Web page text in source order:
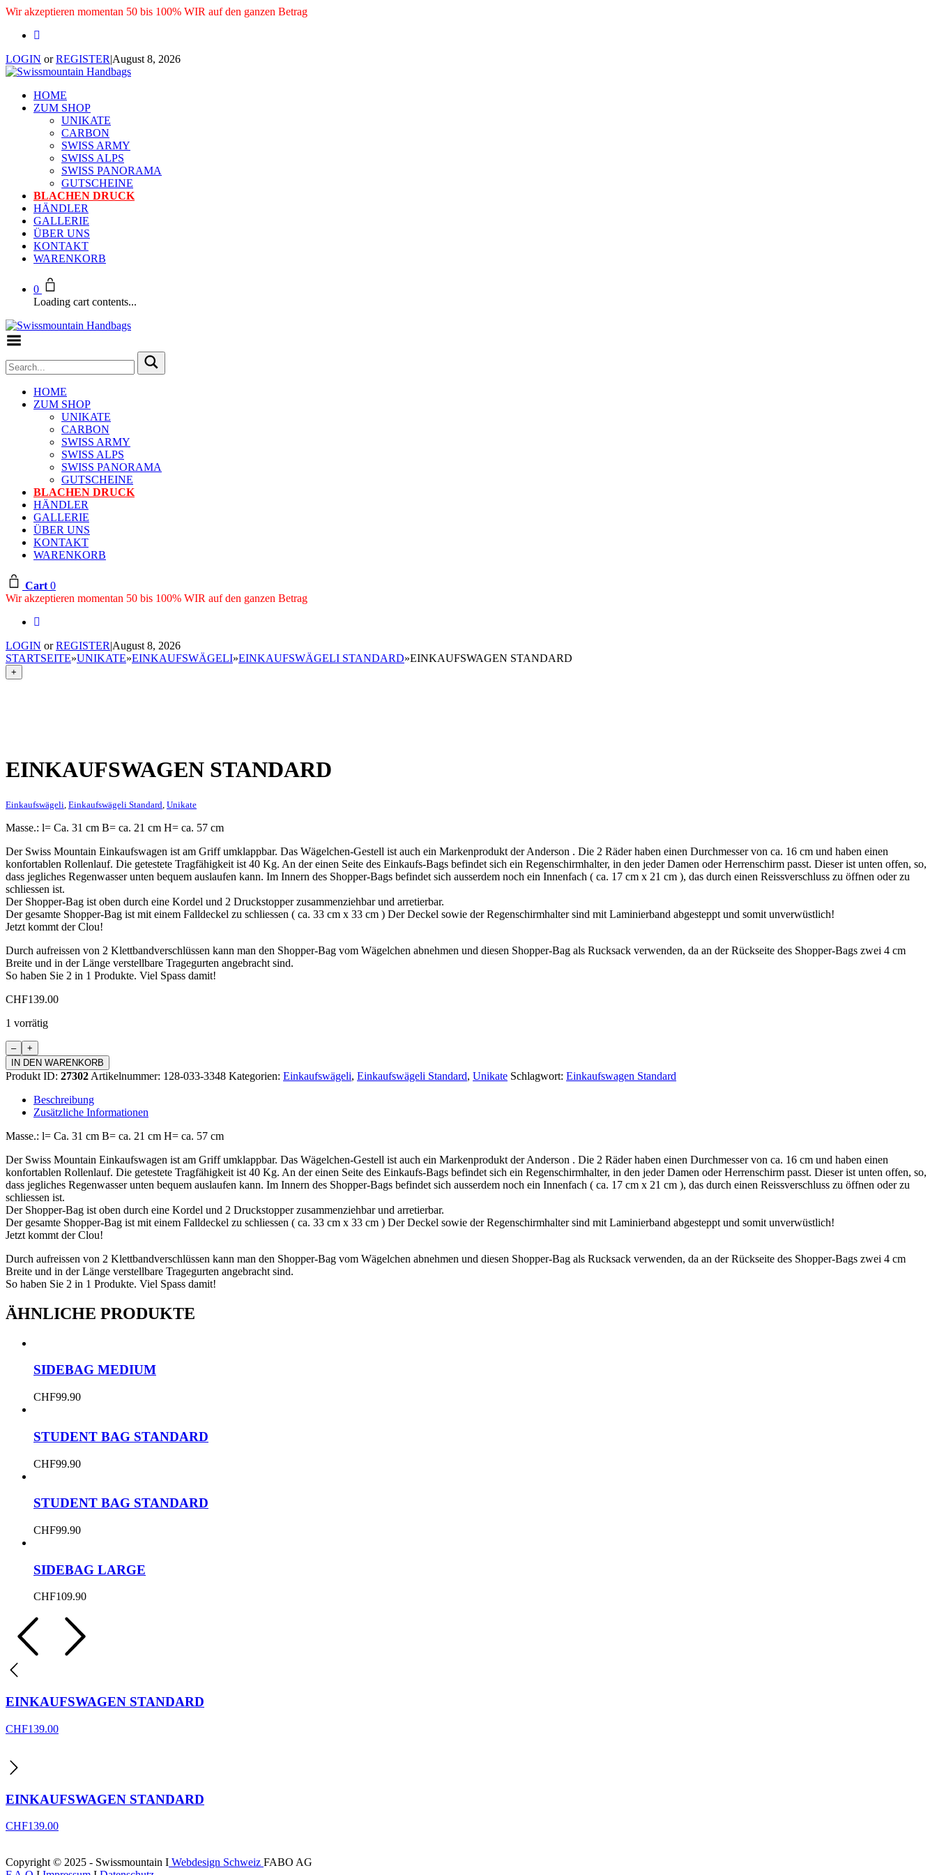
Wir akzeptieren momentan 50 bis 100% WIR auf den ganzen Betrag
LOGIN orREGISTER|August 8, 2026
HOME
ZUM SHOP
UNIKATE
CARBON
SWISS ARMY
SWISS ALPS
SWISS PANORAMA
GUTSCHEINE
BLACHEN DRUCK
HÄNDLER
GALLERIE
ÜBER UNS
KONTAKT
WARENKORB
0
Loading cart contents...
HOME
ZUM SHOP
UNIKATE
CARBON
SWISS ARMY
SWISS ALPS
SWISS PANORAMA
GUTSCHEINE
BLACHEN DRUCK
HÄNDLER
GALLERIE
ÜBER UNS
KONTAKT
WARENKORB
Cart 0
Wir akzeptieren momentan 50 bis 100% WIR auf den ganzen Betrag
LOGIN orREGISTER|August 8, 2026
STARTSEITE»UNIKATE»EINKAUFSWÄGELI»EINKAUFSWÄGELI STANDARD»EINKAUFSWAGEN STANDARD
+
EINKAUFSWAGEN STANDARD
Einkaufswägeli Einkaufswägeli Standard Unikate
Masse.: l= Ca. 31 cm B= ca. 21 cm H= ca. 57 cm
Der Swiss Mountain Einkaufswagen ist am Griff umklappbar. Das Wägelchen-Gestell ist auch ein Markenprodukt der Anderson . Die 2 Räder haben einen Durchmesser von ca. 16 cm und haben einen
konfortablen Rollenlauf. Die getestete Tragfähigkeit ist 40 Kg. An der einen Seite des Einkaufs-Bags befindet sich ein Regenschirmhalter, in den jeder Damen oder Herrenschirm passt. Dieser ist unten offen, so,
dass jegliches Regenwasser unten bequem auslaufen kann. Im Innern des Shopper-Bags befindet sich ausserdem noch ein Innenfach ( ca. 17 cm x 21 cm ), das durch einen Reissverschluss zu öffnen oder zu
schliessen ist.
Der Shopper-Bag ist oben durch eine Kordel und 2 Druckstopper zusammenziehbar und arretierbar.
Der gesamte Shopper-Bag ist mit einem Falldeckel zu schliessen ( ca. 33 cm x 33 cm ) Der Deckel sowie der Regenschirmhalter sind mit Laminierband abgesteppt und somit unverwüstlich!
Jetzt kommt der Clou!
Durch aufreissen von 2 Klettbandverschlüssen kann man den Shopper-Bag vom Wägelchen abnehmen und diesen Shopper-Bag als Rucksack verwenden, da an der Rückseite des Shopper-Bags zwei 4 cm
Breite und in der Länge verstellbare Tragegurten angebracht sind.
So haben Sie 2 in 1 Produkte. Viel Spass damit!
CHF139.00
1 vorrätig
Einkaufswagen
Standard
Menge
IN DEN WARENKORB
Produkt ID: 27302 Artikelnummer: 128-033-3348 Kategorien: Einkaufswägeli, Einkaufswägeli Standard, Unikate Schlagwort: Einkaufswagen Standard
Beschreibung
Zusätzliche Informationen
Masse.: l= Ca. 31 cm B= ca. 21 cm H= ca. 57 cm
Der Swiss Mountain Einkaufswagen ist am Griff umklappbar. Das Wägelchen-Gestell ist auch ein Markenprodukt der Anderson . Die 2 Räder haben einen Durchmesser von ca. 16 cm und haben einen
konfortablen Rollenlauf. Die getestete Tragfähigkeit ist 40 Kg. An der einen Seite des Einkaufs-Bags befindet sich ein Regenschirmhalter, in den jeder Damen oder Herrenschirm passt. Dieser ist unten offen, so,
dass jegliches Regenwasser unten bequem auslaufen kann. Im Innern des Shopper-Bags befindet sich ausserdem noch ein Innenfach ( ca. 17 cm x 21 cm ), das durch einen Reissverschluss zu öffnen oder zu
schliessen ist.
Der Shopper-Bag ist oben durch eine Kordel und 2 Druckstopper zusammenziehbar und arretierbar.
Der gesamte Shopper-Bag ist mit einem Falldeckel zu schliessen ( ca. 33 cm x 33 cm ) Der Deckel sowie der Regenschirmhalter sind mit Laminierband abgesteppt und somit unverwüstlich!
Jetzt kommt der Clou!
Durch aufreissen von 2 Klettbandverschlüssen kann man den Shopper-Bag vom Wägelchen abnehmen und diesen Shopper-Bag als Rucksack verwenden, da an der Rückseite des Shopper-Bags zwei 4 cm
Breite und in der Länge verstellbare Tragegurten angebracht sind.
So haben Sie 2 in 1 Produkte. Viel Spass damit!
ÄHNLICHE PRODUKTE
SIDEBAG MEDIUM
CHF99.90
STUDENT BAG STANDARD
CHF99.90
STUDENT BAG STANDARD
CHF99.90
SIDEBAG LARGE
CHF109.90
EINKAUFSWAGEN STANDARD
CHF139.00
EINKAUFSWAGEN STANDARD
CHF139.00
Copyright © 2025 - Swissmountain I Webdesign Schweiz FABO AG